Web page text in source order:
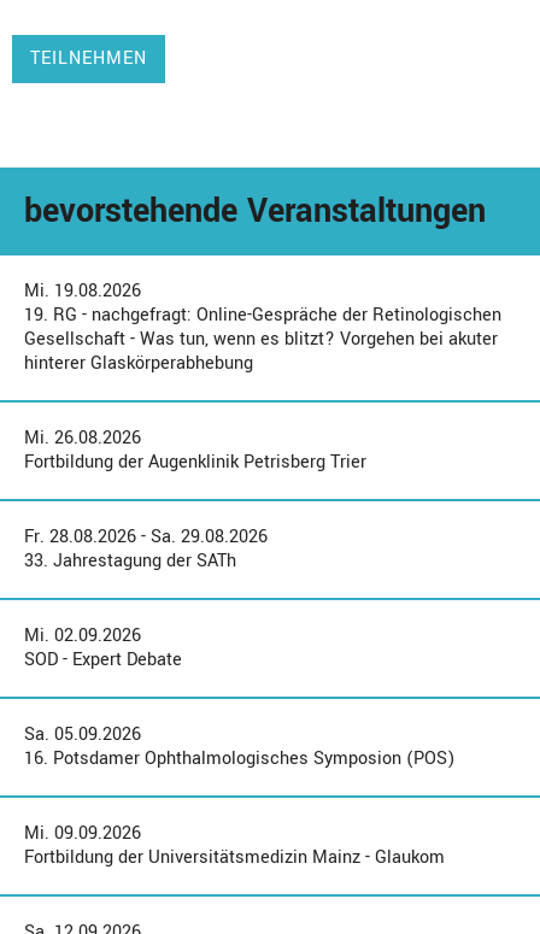
TEILNEHMEN
bevorstehende Veranstaltungen
Mi. 19.08.2026
19. RG - nachgefragt: Online-Gespräche der Retinologischen
Gesellschaft - Was tun, wenn es blitzt? Vorgehen bei akuter
hinterer Glaskörperabhebung
Mi. 26.08.2026
Fortbildung der Augenklinik Petrisberg Trier
Fr. 28.08.2026 - Sa. 29.08.2026
33. Jahrestagung der SATh
Mi. 02.09.2026
SOD - Expert Debate
Sa. 05.09.2026
16. Potsdamer Ophthalmologisches Symposion (POS)
Mi. 09.09.2026
Fortbildung der Universitätsmedizin Mainz - Glaukom